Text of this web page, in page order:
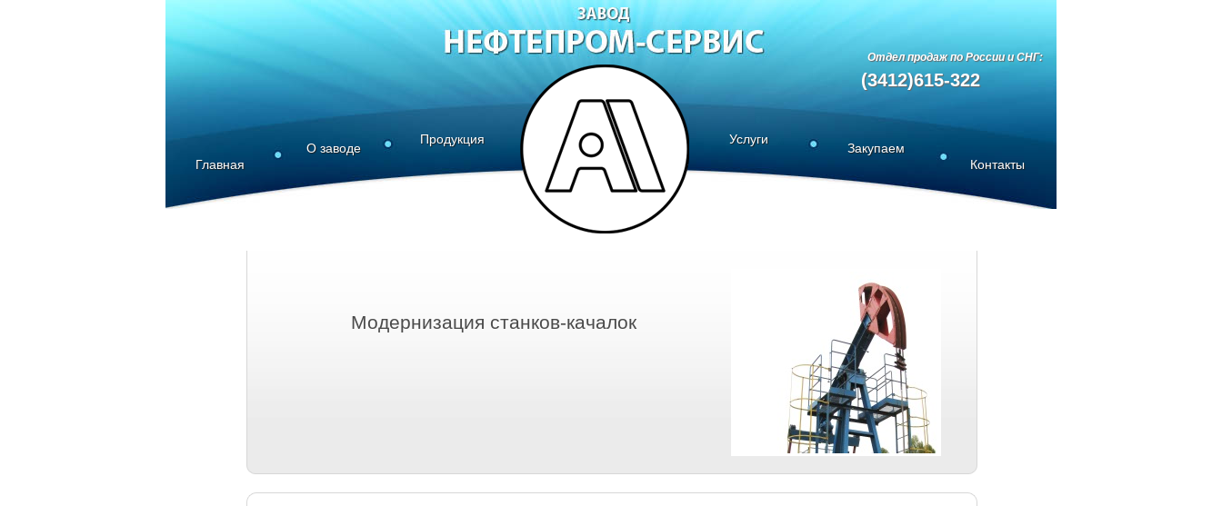
Отдел продаж по России и СНГ:
(3412)615-322
Главная
О заводе
Продукция Услуги
Закупаем
Контакты
Модернизация станков-качалок